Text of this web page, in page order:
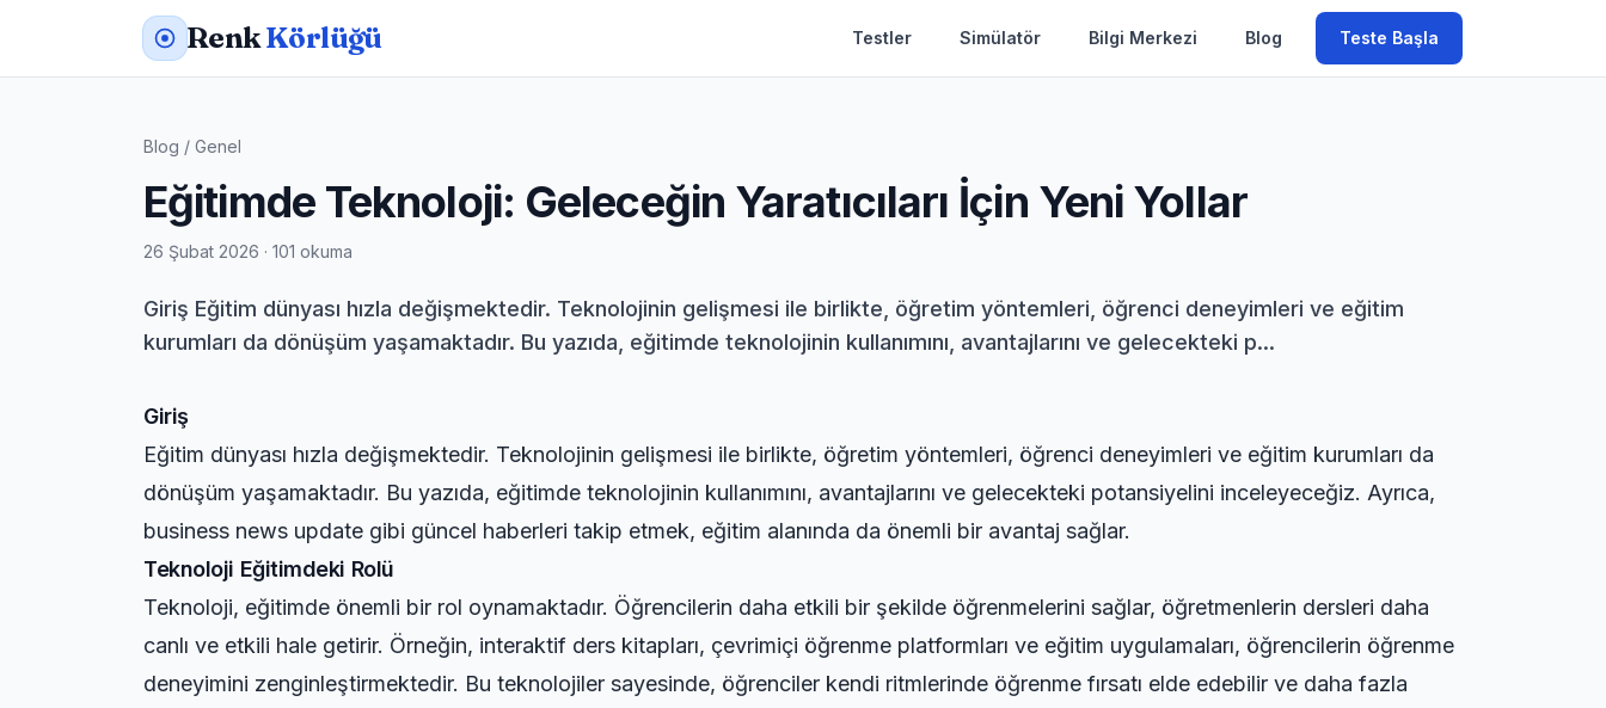
RenkKörlüğü Testler Simülatör Bilgi Merkezi Blog Teste Başla
Blog / Genel
Eğitimde Teknoloji: Geleceğin Yaratıcıları İçin Yeni Yollar
26 Şubat 2026 · 101 okuma
Giriş Eğitim dünyası hızla değişmektedir. Teknolojinin gelişmesi ile birlikte, öğretim yöntemleri, öğrenci deneyimleri ve eğitim
kurumları da dönüşüm yaşamaktadır. Bu yazıda, eğitimde teknolojinin kullanımını, avantajlarını ve gelecekteki p...
Giriş
Eğitim dünyası hızla değişmektedir. Teknolojinin gelişmesi ile birlikte, öğretim yöntemleri, öğrenci deneyimleri ve eğitim kurumları da
dönüşüm yaşamaktadır. Bu yazıda, eğitimde teknolojinin kullanımını, avantajlarını ve gelecekteki potansiyelini inceleyeceğiz. Ayrıca,
business news update gibi güncel haberleri takip etmek, eğitim alanında da önemli bir avantaj sağlar.
Teknoloji Eğitimdeki Rolü
Teknoloji, eğitimde önemli bir rol oynamaktadır. Öğrencilerin daha etkili bir şekilde öğrenmelerini sağlar, öğretmenlerin dersleri daha
canlı ve etkili hale getirir. Örneğin, interaktif ders kitapları, çevrimiçi öğrenme platformları ve eğitim uygulamaları, öğrencilerin öğrenme
deneyimini zenginleştirmektedir. Bu teknolojiler sayesinde, öğrenciler kendi ritmlerinde öğrenme fırsatı elde edebilir ve daha fazla